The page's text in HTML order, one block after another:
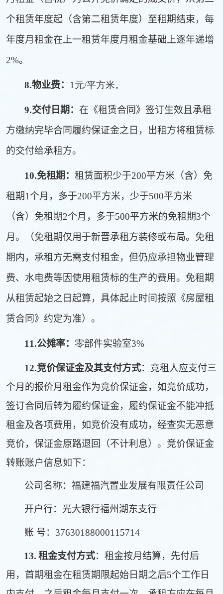
个租赁年度起（含第二租赁年度）至租期结束，每
年度月租金在上一租赁年度月租金基础上逐年递增
2%。
8.物业费： 1元/平方米。
9.交付日期： 在《租赁合同》签订生效且承租
方缴纳完毕合同履约保证金之日，出租方将租赁标
的交付给承租方。
10.免租期： 租赁面积少于200平方米（含）免
租期1个月，多于200平方米，少于500平方米
（含）免租期2个月，多于500平方米的免租期3个
月。（免租期仅用于新晋承租方装修或布局。免租
期内，承租方无需支付租金，但仍应承担物业管理
费、水电费等因使用租赁标的生产的费用。免租期
从租赁起始之日起算，具体起止时间按照《房屋租
赁合同》约定为准）。
11.公摊率： 零部件实验室3%
12.竞价保证金及其支付方式：竞租人应支付三
个月的报价月租金作为竞价保证金，如竞价成功，
签订合同后转为履约保证金，履约保证金不能冲抵
租金及各项费用，如竞价没有成功，经查实无恶意
竞价，保证金原路退回（不计利息）。竞价保证金
转账账户信息如下：
公司名称：福建福汽置业发展有限责任公司
开户行：光大银行福州湖东支行
账 号：37630188000115714
13. 租金支付方式：租金按月结算，先付后
用，首期租金在租赁期限起始日期之后5个工作日